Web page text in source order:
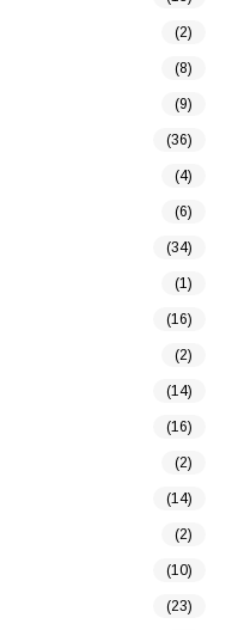
(2)
(8)
(9)
(36)
(4)
(6)
(34)
(1)
(16)
(2)
(14)
(16)
(2)
(14)
(2)
(10)
(23)